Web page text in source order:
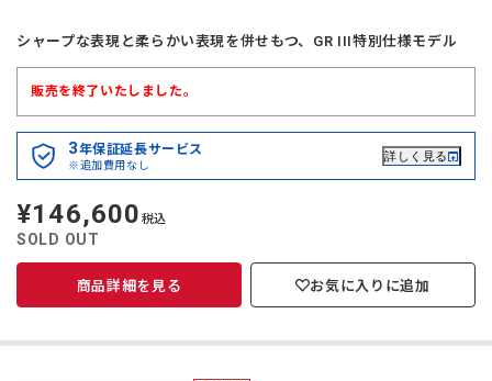
シャープな表現と柔らかい表現を併せもつ、GR III特別仕様モデル
販売を終了いたしました。
3年保証延長サービス
※追加費用なし
詳しく見る
定
価
¥146,600 税込
SOLD OUT
商品詳細を見る お気に入りに追加